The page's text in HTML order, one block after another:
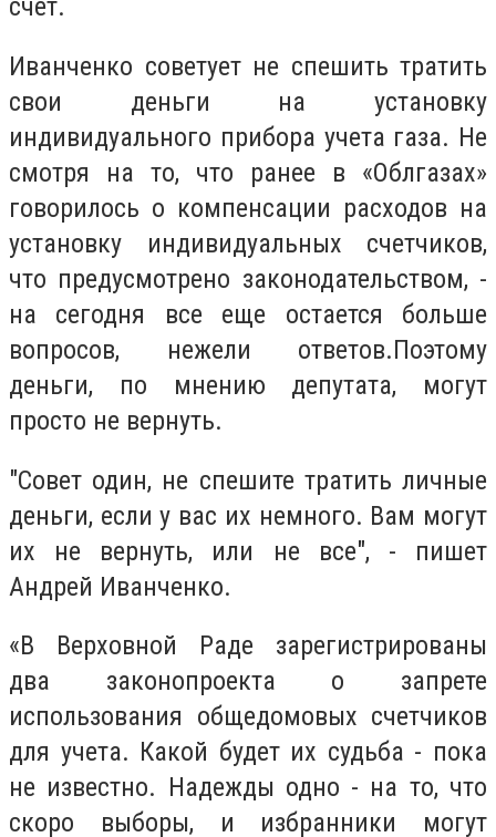
счет.
Иванченко советует не спешить тратить
свои деньги на установку
индивидуального прибора учета газа. Не
смотря на то, что ранее в «Облгазах»
говорилось о компенсации расходов на
установку индивидуальных счетчиков,
что предусмотрено законодательством, -
на сегодня все еще остается больше
вопросов, нежели ответов.Поэтому
деньги, по мнению депутата, могут
просто не вернуть.
"Совет один, не спешите тратить личные
деньги, если у вас их немного. Вам могут
их не вернуть, или не все", - пишет
Андрей Иванченко.
«В Верховной Раде зарегистрированы
два законопроекта о запрете
использования общедомовых счетчиков
для учета. Какой будет их судьба - пока
не известно. Надежды одно - на то, что
скоро выборы, и избранники могут